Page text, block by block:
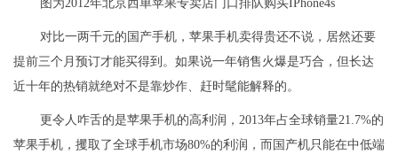
图为2012年北京西单苹果专卖店门口排队购买IPhone4s
对比一两千元的国产手机，苹果手机卖得贵还不说，居然还要
提前三个月预订才能买得到。如果说一年销售火爆是巧合，但长达
近十年的热销就绝对不是靠炒作、赶时髦能解释的。
更令人咋舌的是苹果手机的高利润，2013年占全球销量21.7%的
苹果手机，攫取了全球手机市场80%的利润，而国产机只能在中低端